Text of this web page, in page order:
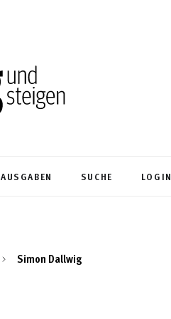
AUSGABEN SUCHE
Simon Dallwig